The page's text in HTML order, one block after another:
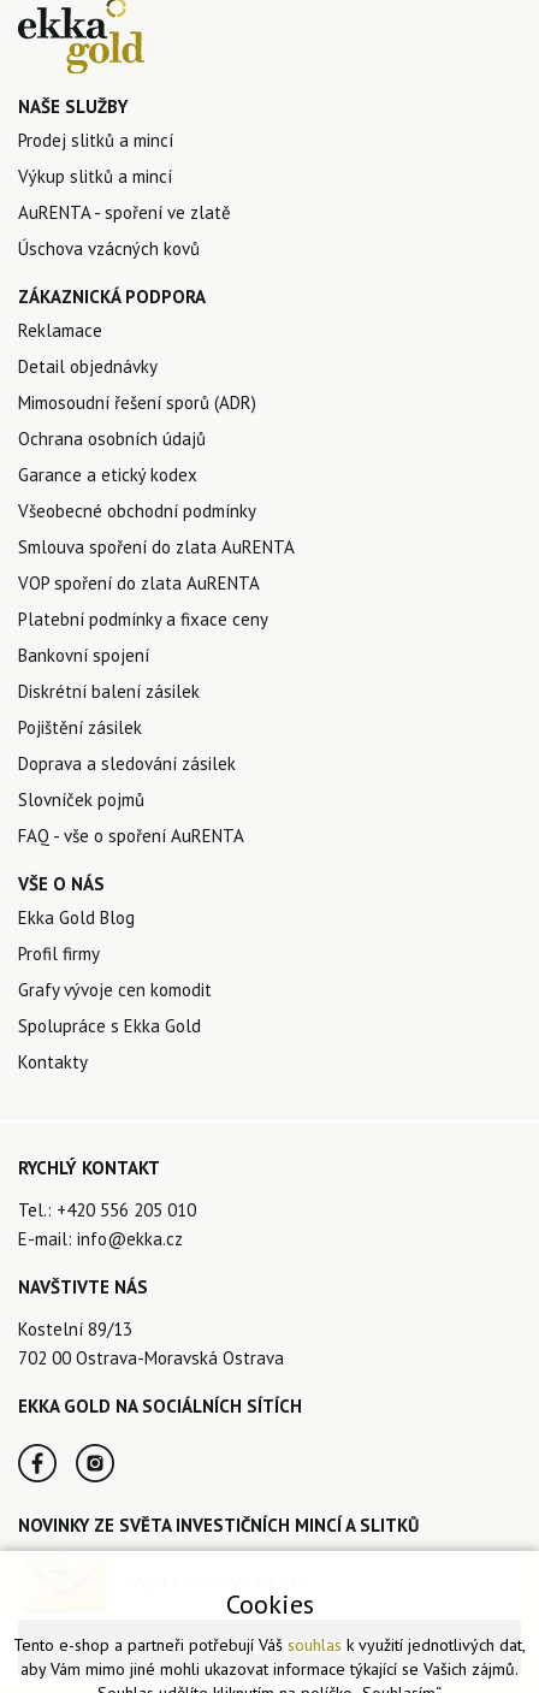
NAŠE SLUŽBY
Prodej slitků a mincí
Výkup slitků a mincí
AuRENTA - spoření ve zlatě
Úschova vzácných kovů
ZÁKAZNICKÁ PODPORA
Reklamace
Detail objednávky
Mimosoudní řešení sporů (ADR)
Ochrana osobních údajů
Garance a etický kodex
Všeobecné obchodní podmínky
Smlouva spoření do zlata AuRENTA
VOP spoření do zlata AuRENTA
Platební podmínky a fixace ceny
Bankovní spojení
Diskrétní balení zásilek
Pojištění zásilek
Doprava a sledování zásilek
Slovníček pojmů
FAQ - vše o spoření AuRENTA
VŠE O NÁS
Ekka Gold Blog
Profil firmy
Grafy vývoje cen komodit
Spolupráce s Ekka Gold
Kontakty
RYCHLÝ KONTAKT
Tel.: +420 556 205 010
E-mail: info@ekka.cz
NAVŠTIVTE NÁS
Kostelní 89/13
702 00 Ostrava-Moravská Ostrava
EKKA GOLD NA SOCIÁLNÍCH SÍTÍCH
NOVINKY ZE SVĚTA INVESTIČNÍCH MINCÍ A SLITKŮ
CHCI ODEBÍRAT NOVINKY
Cookies
Tento e-shop a partneři potřebují Váš souhlas k využití jednotlivých dat,
aby Vám mimo jiné mohli ukazovat informace týkající se Vašich zájmů.